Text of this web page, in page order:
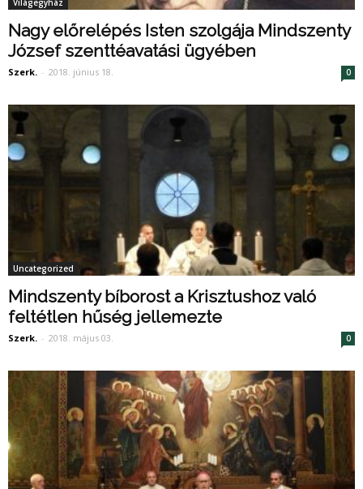
Nagy előrelépés Isten szolgája Mindszenty
József szenttéavatási ügyében
Szerk. - 2018. június 18. 0
Uncategorized
Mindszenty bíborost a Krisztushoz való
feltétlen hűség jellemezte
Szerk. - 2018. május 03. 0